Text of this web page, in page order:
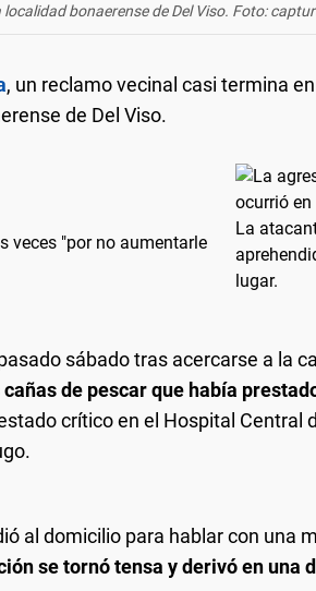
bonaerense de Del Viso. Foto:
, un reclamo vecinal casi termina
de Del Viso.
veces "por no aumentarle
sábado tras acercarse a la
de pescar que había
crítico en el Hospital Central
al domicilio para hablar con una
se tornó tensa y derivó en una